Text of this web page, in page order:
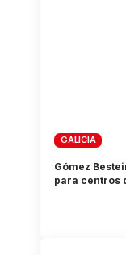
GALICIA
Gómez
para centros